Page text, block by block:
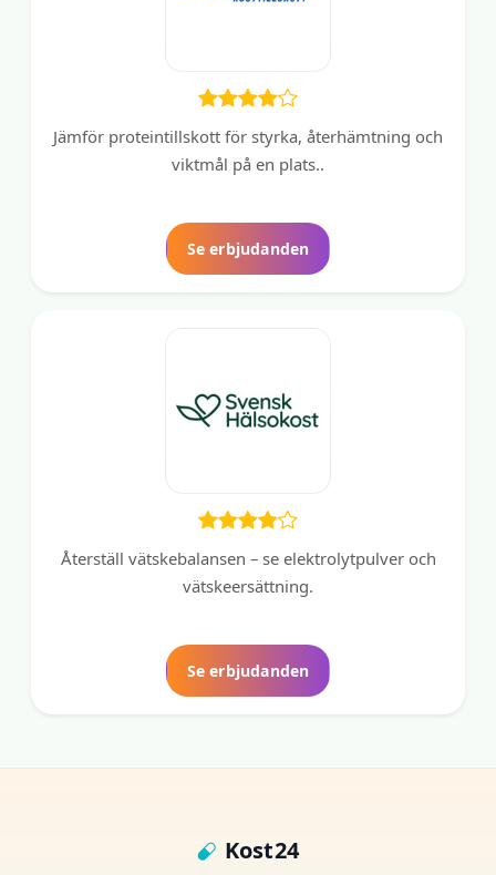
Jämför proteintillskott för styrka, återhämtning och
viktmål på en plats..
Se erbjudanden
Återställ vätskebalansen – se elektrolytpulver och
vätskeersättning.
Se erbjudanden
Kost24